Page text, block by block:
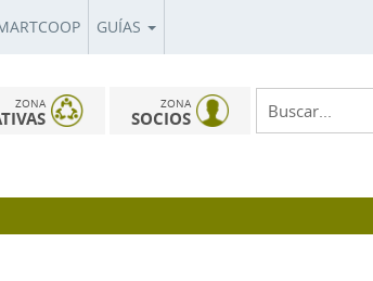
GUÍAS
ZONA ZONA
SOCIOS